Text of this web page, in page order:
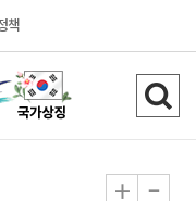
책
권도시 군검
+